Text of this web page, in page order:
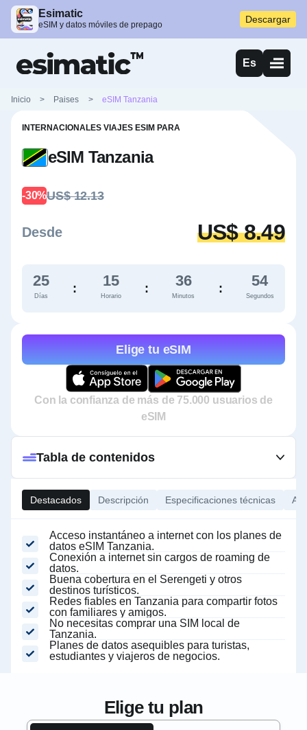
Esimatic
eSIM y datos móviles de prepago Descargar
Es
Inicio > Paises > eSIM Tanzania
INTERNACIONALES VIAJES ESIM PARA
eSIM Tanzania
-30%US$ 12.13
Desde US$ 8.49
25
Días
: 15
Horario
: 36
Minutos
: 53
Segundos
Elige tu eSIM
Con la confianza de más de 75.000 usuarios de
eSIM
Destacados Descripción Especificaciones técnicas
Acceso instantáneo a internet con los planes de
datos eSIM Tanzania.
Conexión a internet sin cargos de roaming de
datos.
Buena cobertura en el Serengeti y otros
destinos turísticos.
Redes fiables en Tanzania para compartir fotos
con familiares y amigos.
No necesitas comprar una SIM local de
Tanzania.
Planes de datos asequibles para turistas,
estudiantes y viajeros de negocios.
Tabla de contenidos
Elige tu plan